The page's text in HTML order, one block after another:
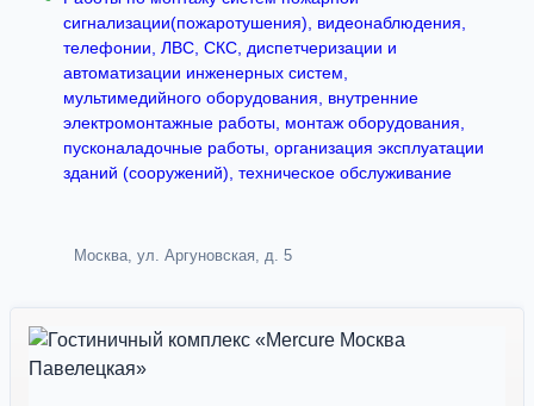
сигнализации(пожаротушения), видеонаблюдения,
телефонии, ЛВС, СКС, диспетчеризации и
автоматизации инженерных систем,
мультимедийного оборудования, внутренние
электромонтажные работы, монтаж оборудования,
пусконаладочные работы, организация эксплуатации
зданий (сооружений), техническое обслуживание
Москва, ул. Аргуновская, д. 5